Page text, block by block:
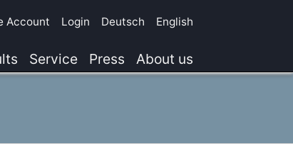
Account Login Deutsch English
Service Press About us